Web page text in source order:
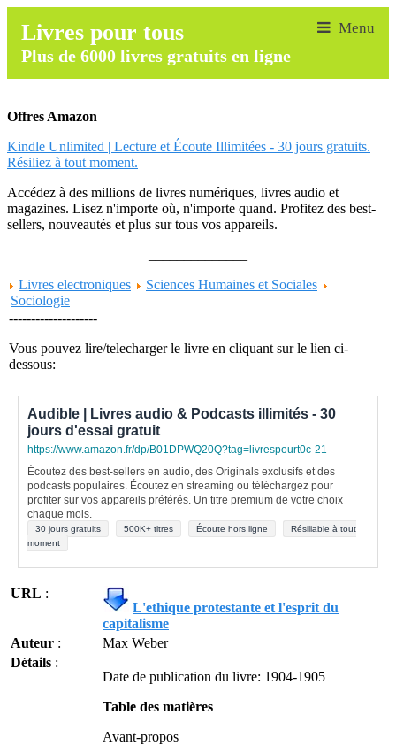
Livres pour tous
Plus de 6000 livres gratuits en ligne
Offres Amazon
Kindle Unlimited | Lecture et Écoute Illimitées - 30 jours gratuits.
Résiliez à tout moment.
Accédez à des millions de livres numériques, livres audio et
magazines. Lisez n'importe où, n'importe quand. Profitez des best-
sellers, nouveautés et plus sur tous vos appareils.
Livres electroniques
Sciences Humaines et Sociales
Sociologie
--------------------
Vous pouvez lire/telecharger le livre en cliquant sur le lien ci-
dessous:
Audible | Livres audio & Podcasts illimités - 30
jours d'essai gratuit
https://www.amazon.fr/dp/B01DPWQ20Q?tag=livrespourt0c-21
Écoutez des best-sellers en audio, des Originals exclusifs et des
podcasts populaires. Écoutez en streaming ou téléchargez pour
profiter sur vos appareils préférés. Un titre premium de votre choix
chaque mois.
30 jours gratuits 500K+ titres Écoute hors ligne
Résiliable à tout
moment
URL :
L'ethique protestante et l'esprit du
capitalisme
Auteur :
Max Weber
Détails :
Date de publication du livre: 1904-1905
Table des matières
Avant-propos